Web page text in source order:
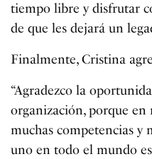
tiempo libre y disfrutar
de que les dejará un
Finalmente, Cristina
“Agradezco la
organización, porque en
muchas competencias y
uno en todo el mundo